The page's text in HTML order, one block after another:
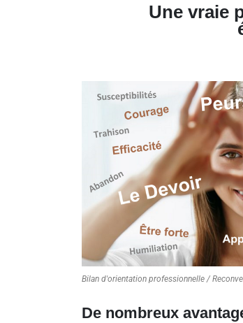
Une vraie
Bilan d'orientation professionnelle /
De nombreux